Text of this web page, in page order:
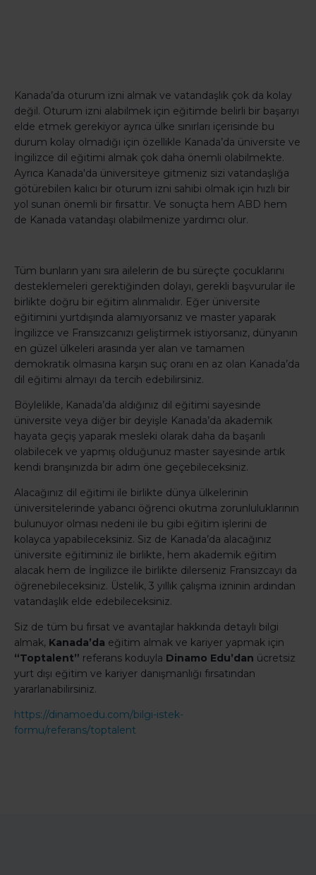
Kanada’da oturum izni almak ve vatandaşlık çok da kolay
değil. Oturum izni alabilmek için eğitimde belirli bir başarıyı
elde etmek gerekiyor ayrıca ülke sınırları içerisinde bu
durum kolay olmadığı için özellikle Kanada’da üniversite ve
İngilizce dil eğitimi almak çok daha önemli olabilmekte.
Ayrıca Kanada'da üniversiteye gitmeniz sizi vatandaşlığa
götürebilen kalıcı bir oturum izni sahibi olmak için hızlı bir
yol sunan önemli bir fırsattır. Ve sonuçta hem ABD hem
de Kanada vatandaşı olabilmenize yardımcı olur.
Tüm bunların yanı sıra ailelerin de bu süreçte çocuklarını
desteklemeleri gerektiğinden dolayı, gerekli başvurular ile
birlikte doğru bir eğitim alınmalıdır. Eğer üniversite
eğitimini yurtdışında alamıyorsanız ve master yaparak
İngilizce ve Fransızcanızı geliştirmek istiyorsanız, dünyanın
en güzel ülkeleri arasında yer alan ve tamamen
demokratik olmasına karşın suç oranı en az olan Kanada’da
dil eğitimi almayı da tercih edebilirsiniz.
Böylelikle, Kanada’da aldığınız dil eğitimi sayesinde
üniversite veya diğer bir deyişle Kanada’da akademik
hayata geçiş yaparak mesleki olarak daha da başarılı
olabilecek ve yapmış olduğunuz master sayesinde artık
kendi branşınızda bir adım öne geçebileceksiniz.
Alacağınız dil eğitimi ile birlikte dünya ülkelerinin
üniversitelerinde yabancı öğrenci okutma zorunluluklarının
bulunuyor olması nedeni ile bu gibi eğitim işlerini de
kolayca yapabileceksiniz. Siz de Kanada’da alacağınız
üniversite eğitiminiz ile birlikte, hem akademik eğitim
alacak hem de İngilizce ile birlikte dilerseniz Fransızcayı da
öğrenebileceksiniz. Üstelik, 3 yıllık çalışma izninin ardından
vatandaşlık elde edebileceksiniz.
Siz de tüm bu fırsat ve avantajlar hakkında detaylı bilgi
almak, Kanada’da eğitim almak ve kariyer yapmak için
“Toptalent” referans koduyla Dinamo Edu’dan ücretsiz
yurt dışı eğitim ve kariyer danışmanlığı fırsatından
yararlanabilirsiniz.
https://dinamoedu.com/bilgi-istek-
formu/referans/toptalent